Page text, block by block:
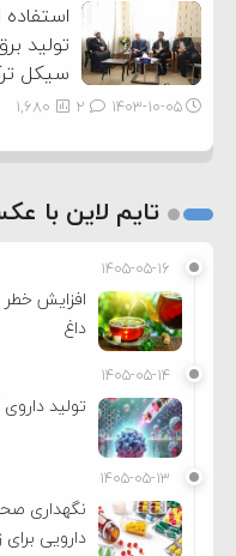
تولید
سیکل
۱۴۰۳-۱۰-۰۵ 1,680
تایم لاین با
۱۴۰۵-۰۵-۱۶
افزایش
داغ
۱۴۰۵-۰۵-۱۴
تولید
۱۴۰۵-۰۵-۱۳
نگهداری
دارویی برای